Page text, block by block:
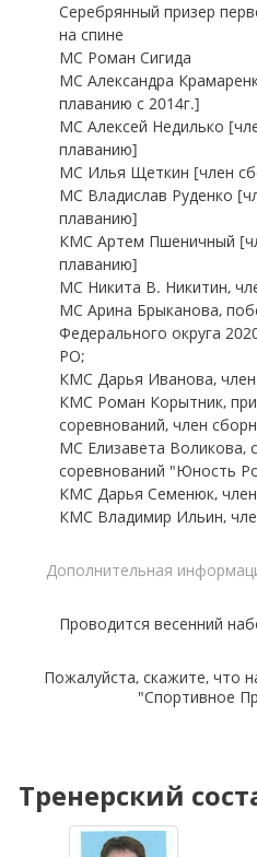
Серебрянный призер
на спине
МС Роман Сигида
МС Александра
плаванию с 2014г.]
МС Алексей Недилько
плаванию]
МС Илья Щеткин [член
МС Владислав Руденко
плаванию]
КМС Артем Пшеничный
плаванию]
МС Никита В. Никитин,
МС Арина Брыканова,
Федерального округа
РО;
КМС Дарья Иванова,
КМС Роман Корытник,
соревнований, член
МС Елизавета Воликова,
соревнований "Юность
КМС Дарья Семенюк,
КМС Владимир Ильин,
Дополнительная
Проводится весенний
Пожалуйста, скажите, что
"Спортивное
Тренерский